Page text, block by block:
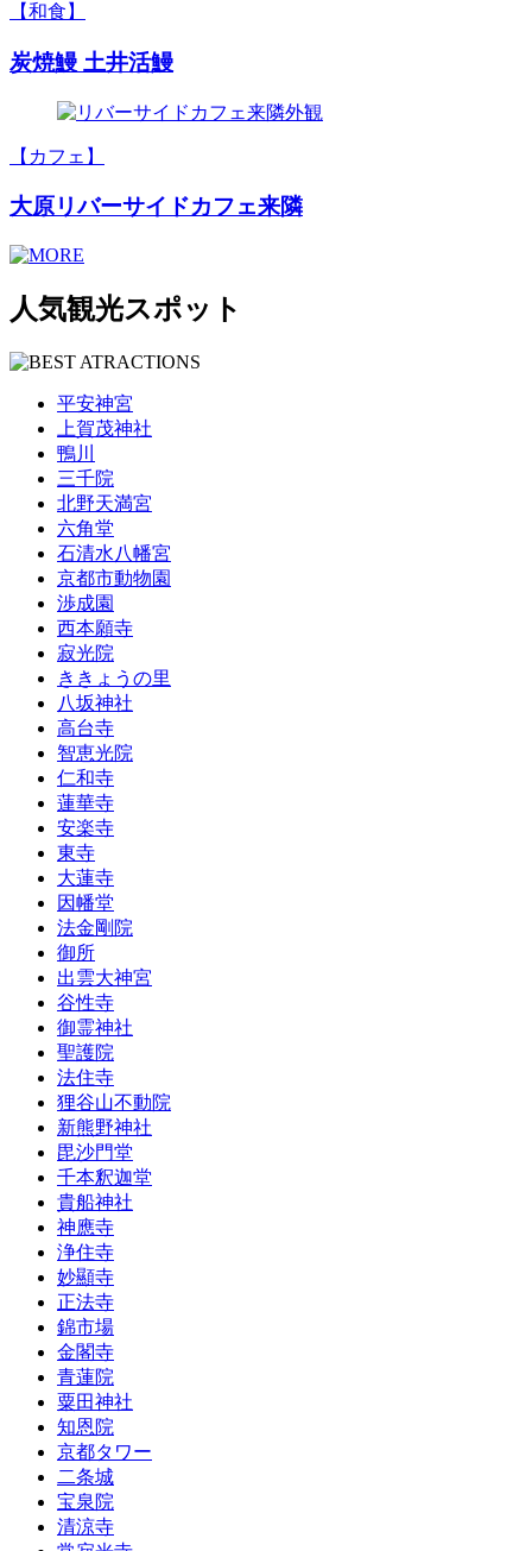
【和食】
炭焼鰻 土井活鰻
【カフェ】
大原リバーサイドカフェ来隣
人気観光スポット
平安神宮
上賀茂神社
鴨川
三千院
北野天満宮
六角堂
石清水八幡宮
京都市動物園
渉成園
西本願寺
寂光院
ききょうの里
八坂神社
高台寺
智恵光院
仁和寺
蓮華寺
安楽寺
東寺
大蓮寺
因幡堂
法金剛院
御所
出雲大神宮
谷性寺
御霊神社
聖護院
法住寺
狸谷山不動院
新熊野神社
毘沙門堂
千本釈迦堂
貴船神社
神應寺
浄住寺
妙顯寺
正法寺
錦市場
金閣寺
青蓮院
粟田神社
知恩院
京都タワー
二条城
宝泉院
清涼寺